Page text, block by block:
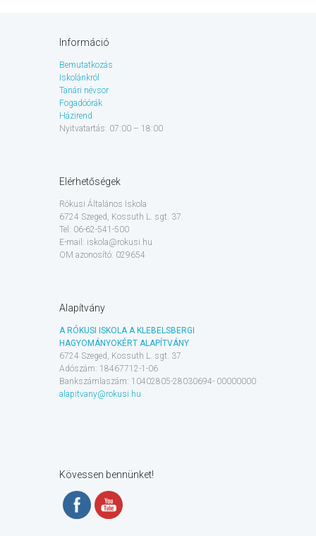
Információ
Bemutatkozás
Iskolánkról
Tanári névsor
Fogadóórák
Házirend
Nyitvatartás: 07:00 – 18:00
Elérhetőségek
Rókusi Általános Iskola
6724 Szeged, Kossuth L. sgt. 37.
Tel: 06-62-541-500
E-mail: iskola@rokusi.hu
OM azonosító: 029654
Alapítvány
A RÓKUSI ISKOLA A KLEBELSBERGI
HAGYOMÁNYOKÉRT ALAPÍTVÁNY
6724 Szeged, Kossuth L. sgt. 37.
Adószám: 18467712-1-06
Bankszámlaszám: 10402805-28030694- 00000000
alapitvany@rokusi.hu
Kövessen bennünket!